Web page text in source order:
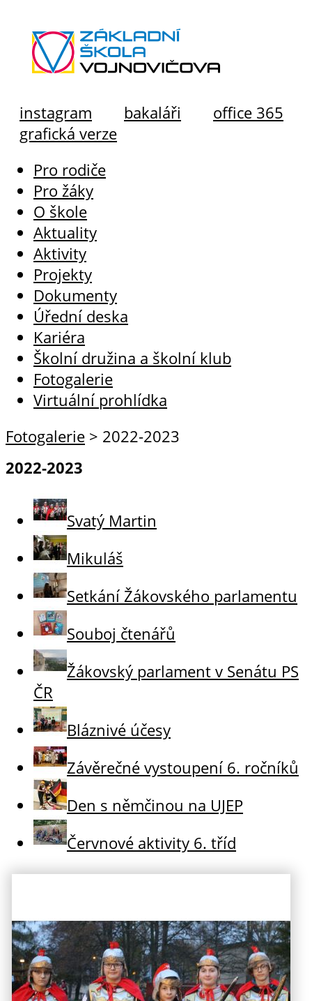
instagram bakaláři
office 365
grafická verze
Pro rodiče
Pro žáky
O škole
Aktuality
Aktivity
Projekty
Dokumenty
Úřední deska
Kariéra
Školní družina a školní klub
Fotogalerie
Virtuální prohlídka
Fotogalerie > 2022-2023
2022-2023
Svatý Martin
Mikuláš
Setkání Žákovského parlamentu
Souboj čtenářů
Žákovský parlament v Senátu PS
ČR
Bláznivé účesy
Závěrečné vystoupení 6. ročníků
Den s němčinou na UJEP
Červnové aktivity 6. tříd